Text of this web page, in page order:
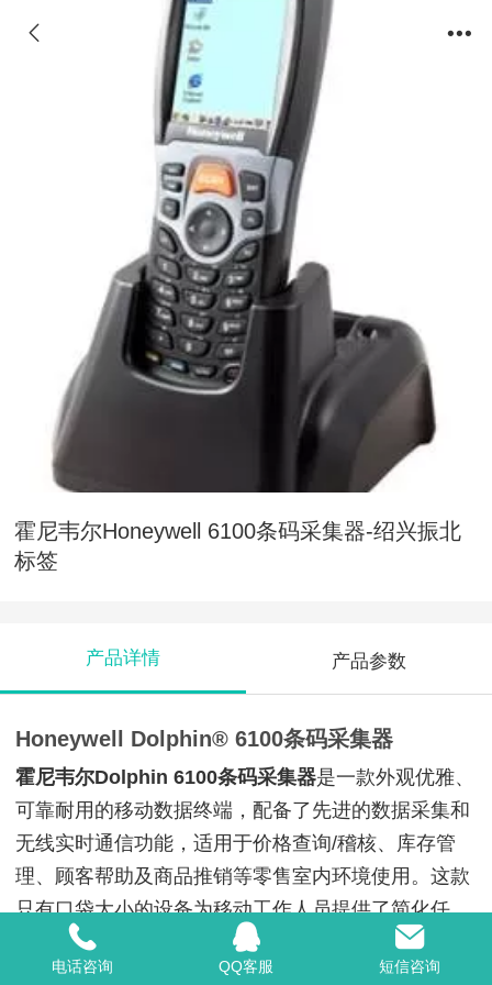
霍尼韦尔Honeywell 6100条码采集器-绍兴振北
标签
产品详情 产品参数
Honeywell Dolphin® 6100条码采集器
霍尼韦尔Dolphin 6100条码采集器是一款外观优雅、
可靠耐用的移动数据终端，配备了先进的数据采集和
无线实时通信功能，适用于价格查询/稽核、库存管
理、顾客帮助及商品推销等零售室内环境使用。这款
只有口袋大小的设备为移动工作人员提供了简化任
务、提升效率，并**化保护投资所需的有力工具。
6100移动数据终端采用**的微处理器，能够支持多个
电话咨询 QQ客服 短信咨询